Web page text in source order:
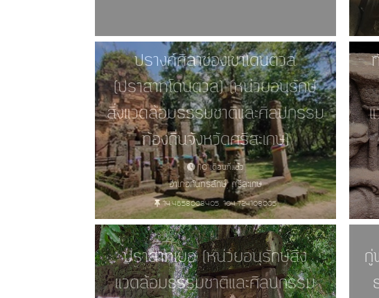
ปรางค์ศิลาช่องเขาโดนตวล
(ปราสาทโดนตวล) (หน่วยอนุรักษ์
สิ่งแวดล้อมธรรมชาติและศิลปกรรม
ท้องถิ่นจังหวัดศรีสะเกษ)
10 เดือนที่แล้ว
อำเภอกันทรลักษ์, ศรีสะเกษ
14.4658008405, 104.724108005
ปราสาทเยอ (หน่วยอนุรักษ์สิ่ง
แวดล้อมธรรมชาติและศิลปกรรม
กู่